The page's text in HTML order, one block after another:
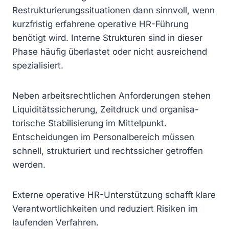
Restrukturierungssituationen dann sinnvoll, wenn
kurzfristig erfahrene operative HR-Führung
benötigt wird. Interne Strukturen sind in dieser
Phase häufig überlastet oder nicht ausreichend
spezialisiert.
Neben arbeitsrechtlichen Anforderungen stehen
Liquiditätssicherung, Zeitdruck und organisa-
torische Stabilisierung im Mittelpunkt.
Entscheidungen im Personalbereich müssen
schnell, strukturiert und rechtssicher getroffen
werden.
Externe operative HR-Unterstützung schafft klare
Verantwortlichkeiten und reduziert Risiken im
laufenden Verfahren.